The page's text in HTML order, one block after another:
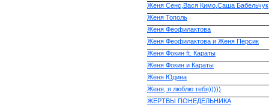
Женя Сенс,Вася Кимо,Саша Бабельчук
Женя Тополь
Женя Феофилактова
Женя Феофилактова и Женя Персик
Женя Фокин ft. Караты
Женя Фокин и Караты
Женя Юдина
Женя, я люблю тебя)))))
ЖЕРТВЫ ПОНЕДЕЛЬНИКА